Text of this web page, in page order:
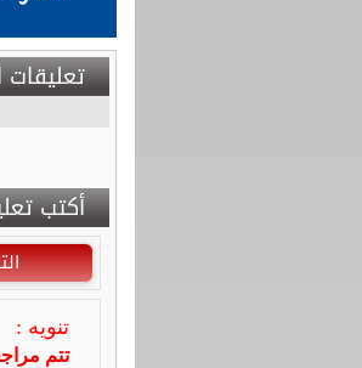
تعليقات
أكتب
تنويه :
تتم